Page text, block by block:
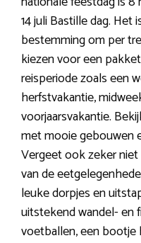
14 juli Bastille dag. Het
bestemming om per
kiezen voor een
reisperiode zoals een
herfstvakantie,
voorjaarsvakantie.
met mooie gebouwen
Vergeet ook zeker
van de
leuke dorpjes en
uitstekend wandel- en
voetballen, een